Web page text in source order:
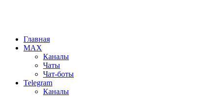
Главная
MAX
Каналы
Чаты
Чат-боты
Telegram
Каналы